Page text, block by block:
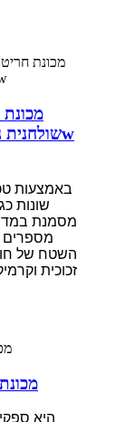
מכונת
שונות
מסמנת
השטח של
זכוכית